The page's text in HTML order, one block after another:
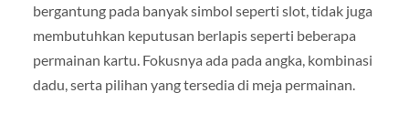
bergantung pada banyak simbol seperti slot, tidak juga
membutuhkan keputusan berlapis seperti beberapa
permainan kartu. Fokusnya ada pada angka, kombinasi
dadu, serta pilihan yang tersedia di meja permainan.